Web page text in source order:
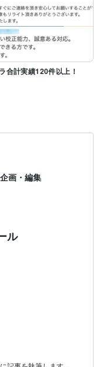
合計実績120件以上！
画・編集
ル